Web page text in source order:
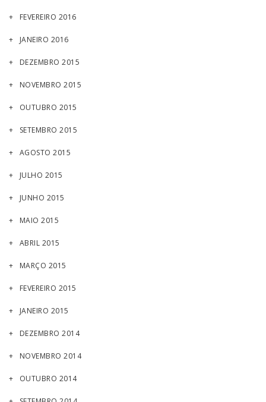
FEVEREIRO 2016
JANEIRO 2016
DEZEMBRO 2015
NOVEMBRO 2015
OUTUBRO 2015
SETEMBRO 2015
AGOSTO 2015
JULHO 2015
JUNHO 2015
MAIO 2015
ABRIL 2015
MARÇO 2015
FEVEREIRO 2015
JANEIRO 2015
DEZEMBRO 2014
NOVEMBRO 2014
OUTUBRO 2014